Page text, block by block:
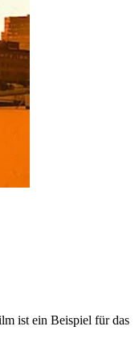
ist ein Beispiel für das